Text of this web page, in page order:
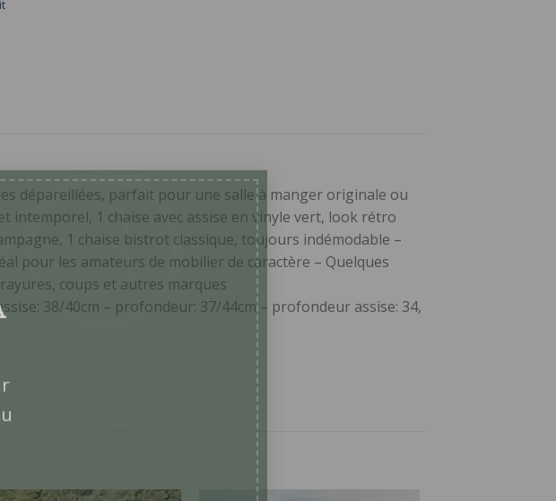
×
dépareillées, parfait pour une salle à manger originale ou
intemporel, 1 chaise avec assise en vinyle vert, look rétro
1 chaise bistrot classique, toujours indémodable –
pour les amateurs de mobilier de caractère – Quelques
coups et autres marques
38/40cm – profondeur: 37/44cm – profondeur assise: 34,